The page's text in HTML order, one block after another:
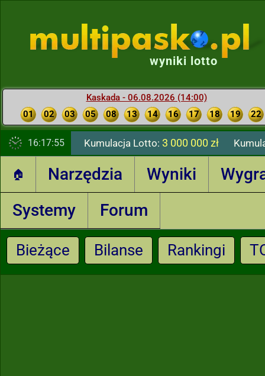
wyniki lotto
Kaskada - 06.08.2026 (14:00)
01
02 03 05 08 13 14 16 17 18 19 22
16:17:56 Kumulacja Lotto: 3 000 000 zł
🏠 Narzędzia Wyniki
Systemy
Forum
Bieżące Bilanse Rankingi